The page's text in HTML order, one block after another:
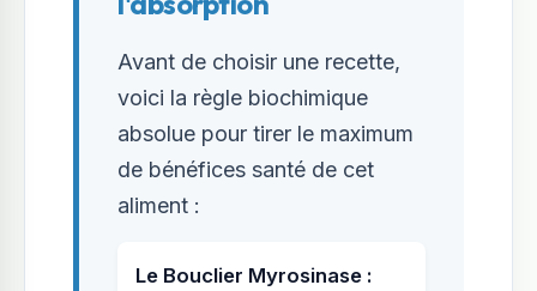
Avant de choisir une recette,
voici la règle biochimique
absolue pour tirer le maximum
de bénéfices santé de cet
aliment :
Le Bouclier Myrosinase :